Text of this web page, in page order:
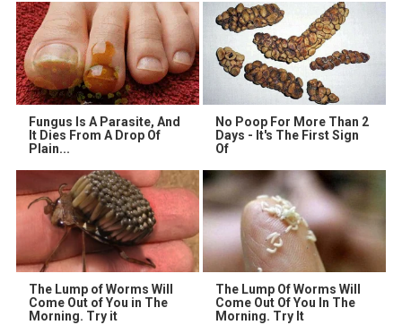
Fungus Is A Parasite, And
It Dies From A Drop Of
Plain...
No Poop For More Than 2
Days - It's The First Sign
Of
The Lump of Worms Will
Come Out of You in The
Morning. Try it
The Lump Of Worms Will
Come Out Of You In The
Morning. Try It